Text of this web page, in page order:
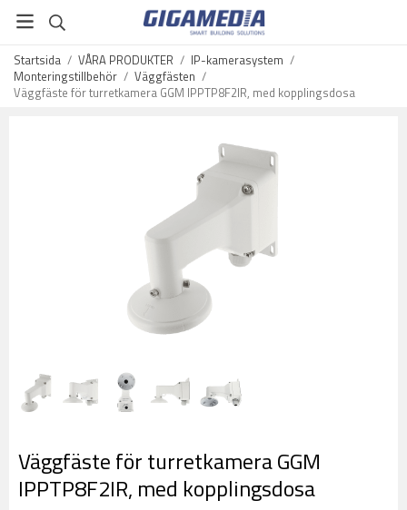
Startsida / VÅRA PRODUKTER / IP-kamerasystem /
Monteringstillbehör / Väggfästen /
Väggfäste för turretkamera GGM IPPTP8F2IR, med kopplingsdosa
Väggfäste för turretkamera GGM
IPPTP8F2IR, med kopplingsdosa